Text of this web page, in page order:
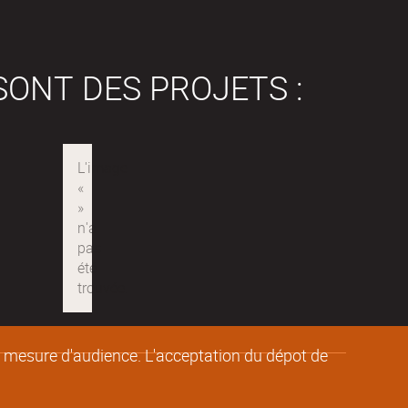
d'audience. L'acceptation du dépot de
DES PROJETS :